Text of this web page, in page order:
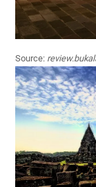
Source: